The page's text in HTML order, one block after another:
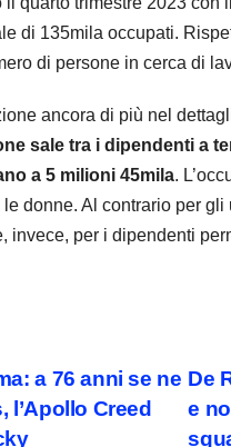
di 135mila occupati.
di persone in cerca di
ancora di più nel
sale tra i dipendenti a
a 5 milioni 45mila.
donne. Al contrario per
invece, per i dipendenti
De
e
a 76 anni se ne
l’Apollo Creed